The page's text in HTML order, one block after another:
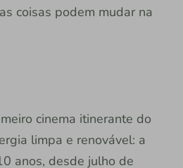
coisas podem mudar na
cinema itinerante do
limpa e renovável: a
anos, desde julho de